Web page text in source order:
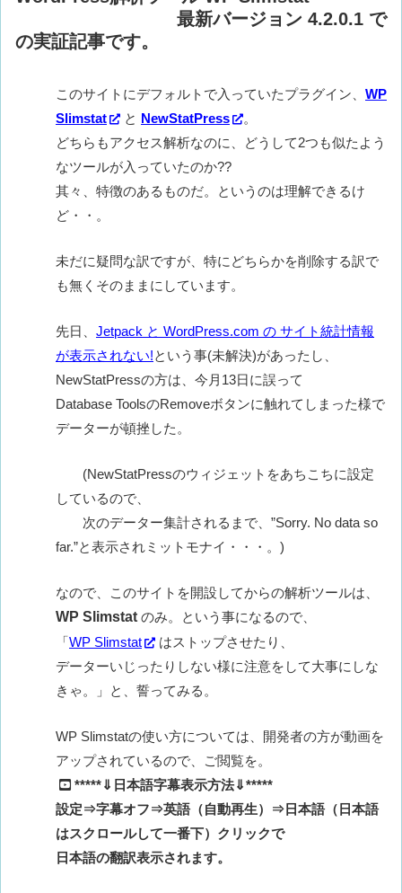
最新バージョン 4.2.0.1 で
の実証記事です。
このサイトにデフォルトで入っていたプラグイン、 WP
Slimstat
と NewStatPress
。
どちらもアクセス解析なのに、どうして2つも似たよう
なツールが入っていたのか??
其々、特徴のあるものだ。というのは理解できるけ
ど・・。
未だに疑問な訳ですが、特にどちらかを削除する訳で
も無くそのままにしています。
先日、 Jetpack と WordPress.com の サイト統計情報
が表示されない!という事(未解決)があったし、
NewStatPressの方は、今月13日に誤って
Database ToolsのRemoveボタンに触れてしまった様で
データーが頓挫した。
(NewStatPressのウィジェットをあちこちに設定
しているので、
次のデーター集計されるまで、”Sorry. No data so
far.”と表示されミットモナイ・・・。)
なので、このサイトを開設してからの解析ツールは、
WP Slimstat のみ。という事になるので、
「WP Slimstat
はストップさせたり、
データーいじったりしない様に注意をして大事にしな
きゃ。」と、誓ってみる。
WP Slimstatの使い方については、開発者の方が動画を
アップされているので、ご閲覧を。
*****⇓日本語字幕表示方法⇓*****
設定⇒字幕オフ⇒英語（自動再生）⇒日本語（日本語
はスクロールして一番下）クリックで
日本語の翻訳表示されます。